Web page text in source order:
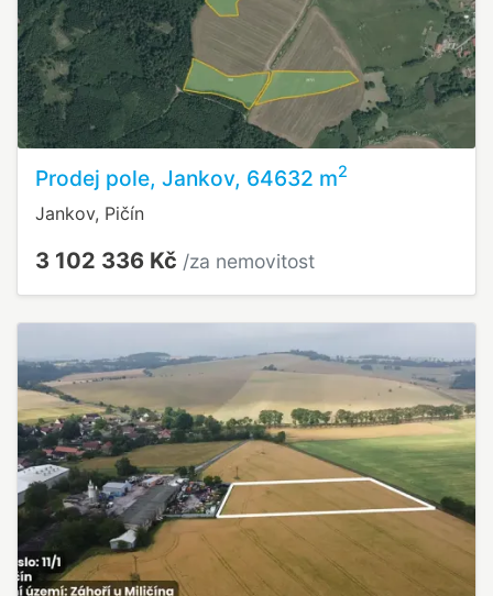
Prodej pole, Jankov, 64632 m2
Jankov, Pičín
3 102 336 Kč /za nemovitost